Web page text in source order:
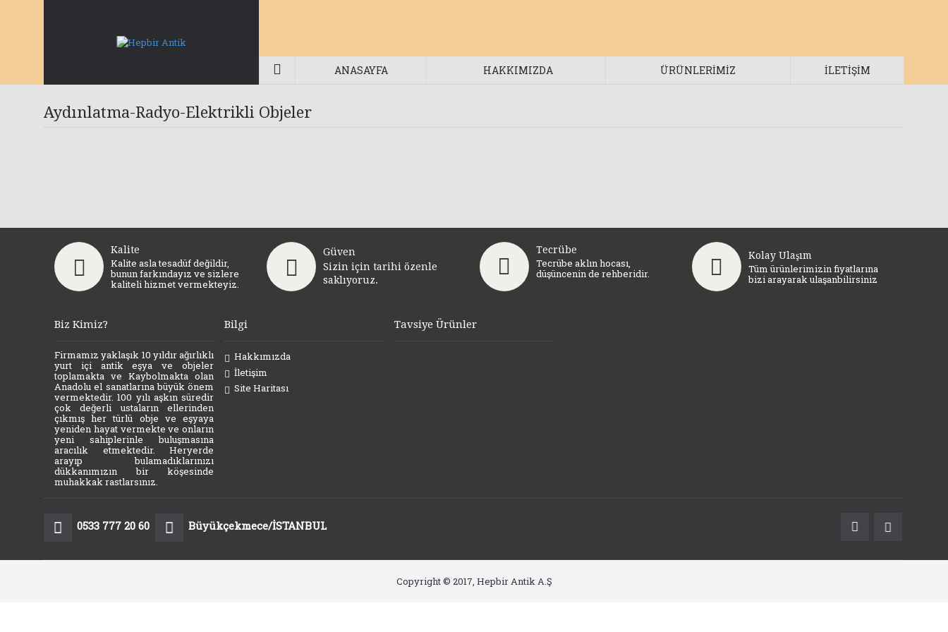
ANASAYFA HAKKIMIZDA ÜRÜNLERİMİZ İLETIŞIM
Aydınlatma-Radyo-Elektrikli Objeler
Kalite
Kalite asla tesadüf değildir,
bunun farkındayız ve sizlere
kaliteli hizmet vermekteyiz.
Güven
Sizin için tarihi özenle
saklıyoruz.
Tecrübe
Tecrübe aklın hocası,
düşüncenin de rehberidir.
Kolay Ulaşım
Tüm ürünlerimizin fiyatlarına
bizi arayarak ulaşanbilirsiniz
Biz Kimiz?
Firmamız yaklaşık 10 yıldır ağırlıklı
yurt içi antik eşya ve objeler
toplamakta ve Kaybolmakta olan
Anadolu el sanatlarına büyük önem
vermektedir. 100 yılı aşkın süredir
çok değerli ustaların ellerinden
çıkmış her türlü obje ve eşyaya
yeniden hayat vermekte ve onların
yeni sahiplerinle buluşmasına
aracılık etmektedir. Heryerde
arayıp bulamadıklarınızı
dükkanımızın bir köşesinde
muhakkak rastlarsınız.
Bilgi
Hakkımızda
İletişim
Site Haritası
Tavsiye Ürünler
0533 777 20 60 Büyükçekmece/İSTANBUL
Copyright © 2017, Hepbir Antik A.Ş